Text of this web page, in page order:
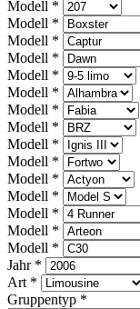
Modell *
Modell *
Modell *
Modell *
Modell *
Modell *
Modell *
Modell *
Modell *
Modell *
Modell *
Modell *
Modell *
Modell *
Modell *
Jahr*
Art *
Gruppentyp *